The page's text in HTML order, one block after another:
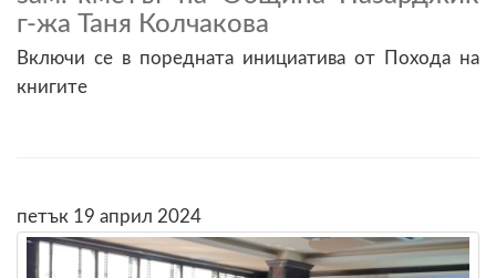
г-жа Таня Колчакова
Включи се в поредната инициатива от Похода на
книгите
петък 19 април 2024